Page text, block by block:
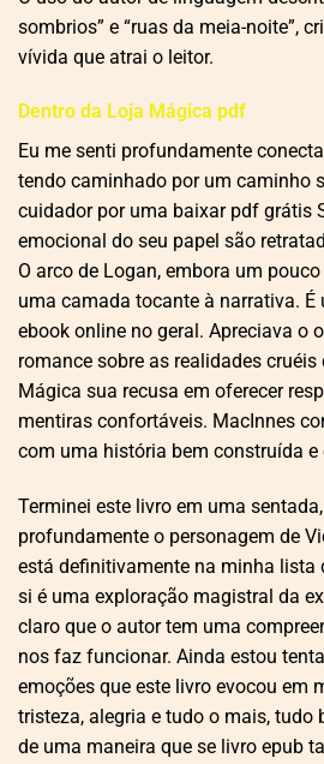
sombrios” e “ruas da meia-noite”,
vívida que atrai o leitor.
Dentro da Loja Mágica pdf
Eu me senti profundamente
tendo caminhado por um caminho
cuidador por uma baixar pdf grátis
emocional do seu papel são
O arco de Logan, embora um
uma camada tocante à narrativa.
ebook online no geral. Apreciava o
romance sobre as realidades
Mágica sua recusa em oferecer
mentiras confortáveis. MacInnes
com uma história bem construída e
Terminei este livro em uma
profundamente o personagem de
está definitivamente na minha lista
si é uma exploração magistral da
claro que o autor tem uma
nos faz funcionar. Ainda estou
emoções que este livro evocou em
tristeza, alegria e tudo o mais,
de uma maneira que se livro epub